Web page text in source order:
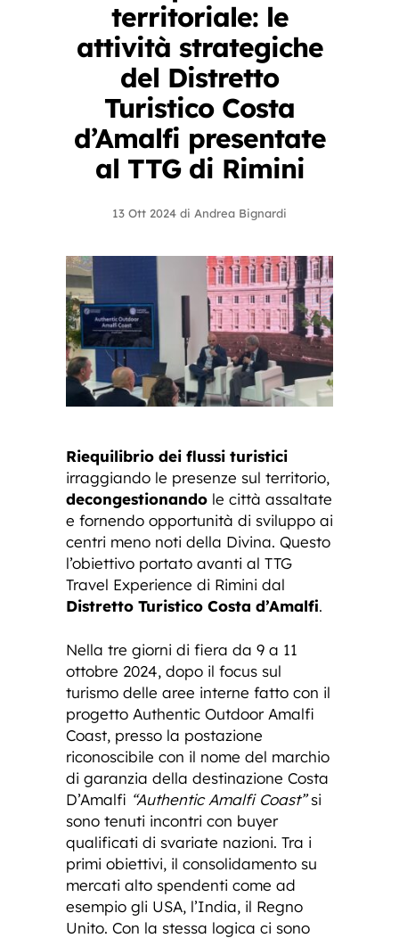
territoriale: le
attività strategiche
del Distretto
Turistico Costa
d’Amalfi presentate
al TTG di Rimini
13 Ott 2024 di Andrea Bignardi
Riequilibrio dei flussi turistici
irraggiando le presenze sul territorio,
decongestionando le città assaltate
e fornendo opportunità di sviluppo ai
centri meno noti della Divina. Questo
l’obiettivo portato avanti al TTG
Travel Experience di Rimini dal
Distretto Turistico Costa d’Amalfi.
Nella tre giorni di fiera da 9 a 11
ottobre 2024, dopo il focus sul
turismo delle aree interne fatto con il
progetto Authentic Outdoor Amalfi
Coast, presso la postazione
riconoscibile con il nome del marchio
di garanzia della destinazione Costa
D’Amalfi “Authentic Amalfi Coast”si
sono tenuti incontri con buyer
qualificati di svariate nazioni. Tra i
primi obiettivi, il consolidamento su
mercati alto spendenti come ad
esempio gli USA, l’India, il Regno
Unito. Con la stessa logica ci sono